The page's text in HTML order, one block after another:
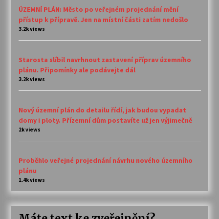
ÚZEMNÍ PLÁN: Město po veřejném projednání mění
přístup k přípravě. Jen na místní části zatím nedošlo
3.2k views
Starosta slíbil navrhnout zastavení příprav územního
plánu. Připomínky ale podávejte dál
3.2k views
Nový územní plán do detailu řídí, jak budou vypadat
domy i ploty. Přízemní dům postavíte už jen výjimečně
2k views
Proběhlo veřejné projednání návrhu nového územního
plánu
1.4k views